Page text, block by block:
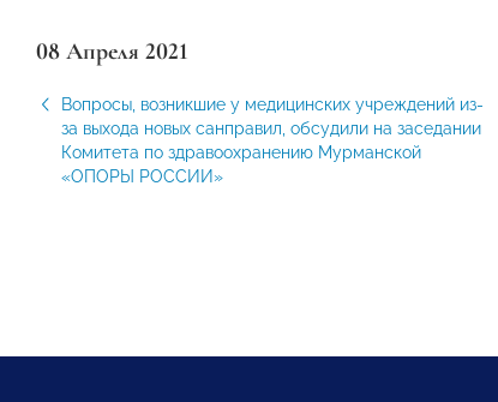
08 Апреля 2021
Вопросы, возникшие у медицинских учреждений из-
за выхода новых санправил, обсудили на заседании
Комитета по здравоохранению Мурманской
«ОПОРЫ РОССИИ»